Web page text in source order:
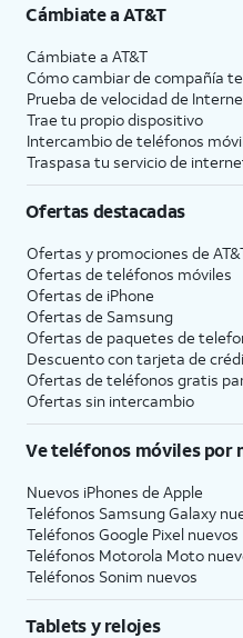
Cámbiate aAT&T
Cámbiate a AT&T
Cómo cambiar de compañía
Prueba de velocidad de
Trae tu propio dispositivo
Intercambio de teléfonos
Traspasa tu servicio de
Ofertas destacadas
Ofertas y promociones de
Ofertas de teléfonos móviles
Ofertas de iPhone
Ofertas de Samsung
Ofertas de paquetes de
Descuento con tarjeta de
Ofertas de teléfonos gratis
Ofertas sin intercambio
Ve teléfonos móviles por
Nuevos iPhones de Apple
Teléfonos Samsung Galaxy
Teléfonos Google Pixel nuevos
Teléfonos Motorola Moto
Teléfonos Sonim nuevos
Tablets y relojes